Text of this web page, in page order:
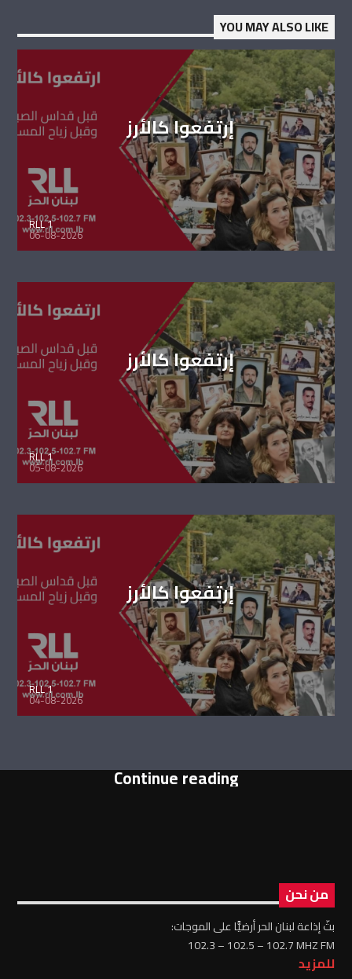
YOU MAY ALSO LIKE
إرتفعوا كالأرز
RLL 1
06-08-2026
إرتفعوا كالأرز
RLL 1
05-08-2026
إرتفعوا كالأرز
RLL 1
04-08-2026
Continue reading
من نحن
بثّ إذاعة لبنان الحر أرضيًّا على الموجات:
102.3 – 102.5 – 102.7 MHZ FM
للمزيد